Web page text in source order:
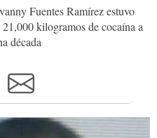
Fuentes Ramírez estuvo
kilogramos de cocaína a
década